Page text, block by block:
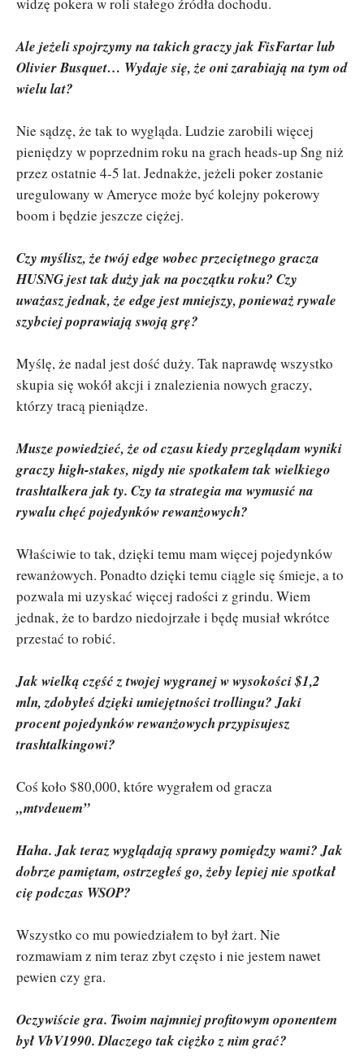
Ale jeżeli spojrzymy na takich graczy jak FisFartar lub
Olivier Busquet… Wydaje się, że oni zarabiają na tym od
wielu lat?
Nie sądzę, że tak to wygląda. Ludzie zarobili więcej
pieniędzy w poprzednim roku na grach heads-up Sng niż
przez ostatnie 4-5 lat. Jednakże, jeżeli poker zostanie
uregulowany w Ameryce może być kolejny pokerowy
boom i będzie jeszcze ciężej.
Czy myślisz, że twój edge wobec przeciętnego gracza
HUSNG jest tak duży jak na początku roku? Czy
uważasz jednak, że edge jest mniejszy, ponieważ rywale
szybciej poprawiają swoją grę?
Myślę, że nadal jest dość duży. Tak naprawdę wszystko
skupia się wokół akcji i znalezienia nowych graczy,
którzy tracą pieniądze.
Musze powiedzieć, że od czasu kiedy przeglądam wyniki
graczy high-stakes, nigdy nie spotkałem tak wielkiego
trashtalkera jak ty. Czy ta strategia ma wymusić na
rywalu chęć pojedynków rewanżowych?
Właściwie to tak, dzięki temu mam więcej pojedynków
rewanżowych. Ponadto dzięki temu ciągle się śmieje, a to
pozwala mi uzyskać więcej radości z grindu. Wiem
jednak, że to bardzo niedojrzałe i będę musiał wkrótce
przestać to robić.
Jak wielką część z twojej wygranej w wysokości $1,2
mln, zdobyłeś dzięki umiejętności trollingu? Jaki
procent pojedynków rewanżowych przypisujesz
trashtalkingowi?
Coś koło $80,000, które wygrałem od gracza
„mtvdeuem”
Haha. Jak teraz wyglądają sprawy pomiędzy wami? Jak
dobrze pamiętam, ostrzegłeś go, żeby lepiej nie spotkał
cię podczas WSOP?
Wszystko co mu powiedziałem to był żart. Nie
rozmawiam z nim teraz zbyt często i nie jestem nawet
pewien czy gra.
Oczywiście gra. Twoim najmniej profitowym oponentem
był VbV1990. Dlaczego tak ciężko z nim grać?